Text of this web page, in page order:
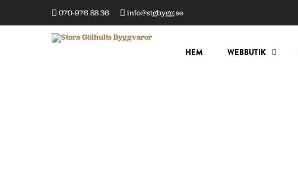
070-976 88 36 info@stgbygg.se
HEM WEBBUTIK